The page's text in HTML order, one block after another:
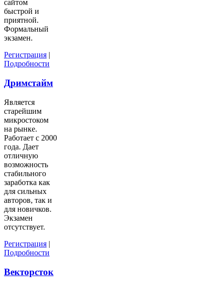
сайтом
быстрой и
приятной.
Формальный
экзамен.
Регистрация |
Подробности
Дримстайм
Является
старейшим
микростоком
на рынке.
Работает с 2000
года. Дает
отличную
возможность
стабильного
заработка как
для сильных
авторов, так и
для новичков.
Экзамен
отсутствует.
Регистрация |
Подробности
Векторсток